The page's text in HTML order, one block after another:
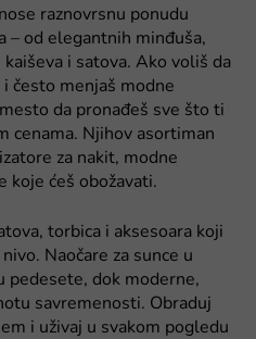
raznovrsnu ponudu
– od elegantnih minđuša,
i satova. Ako voliš da
često menjaš modne
da pronađeš sve što ti
cenama. Njihov asortiman
za nakit, modne
koje ćeš obožavati.
torbica i aksesoara koji
Naočare za sunce u
dok moderne,
savremenosti. Obraduj
i uživaj u svakom pogledu